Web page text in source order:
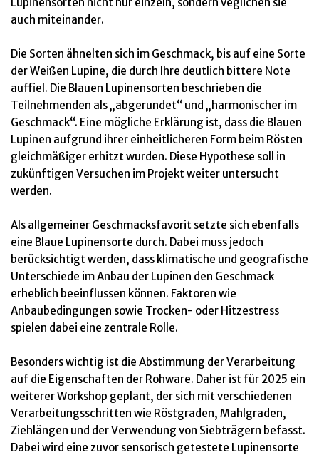
auch miteinander.
Die Sorten ähnelten sich im Geschmack, bis auf eine Sorte
der Weißen Lupine, die durch Ihre deutlich bittere Note
auffiel. Die Blauen Lupinensorten beschrieben die
Teilnehmenden als „abgerundet“ und „harmonischer im
Geschmack“. Eine mögliche Erklärung ist, dass die Blauen
Lupinen aufgrund ihrer einheitlicheren Form beim Rösten
gleichmäßiger erhitzt wurden. Diese Hypothese soll in
zukünftigen Versuchen im Projekt weiter untersucht
werden.
Als allgemeiner Geschmacksfavorit setzte sich ebenfalls
eine Blaue Lupinensorte durch. Dabei muss jedoch
berücksichtigt werden, dass klimatische und geografische
Unterschiede im Anbau der Lupinen den Geschmack
erheblich beeinflussen können. Faktoren wie
Anbaubedingungen sowie Trocken- oder Hitzestress
spielen dabei eine zentrale Rolle.
Besonders wichtig ist die Abstimmung der Verarbeitung
auf die Eigenschaften der Rohware. Daher ist für 2025 ein
weiterer Workshop geplant, der sich mit verschiedenen
Verarbeitungsschritten wie Röstgraden, Mahlgraden,
Ziehlängen und der Verwendung von Siebträgern befasst.
Dabei wird eine zuvor sensorisch getestete Lupinensorte